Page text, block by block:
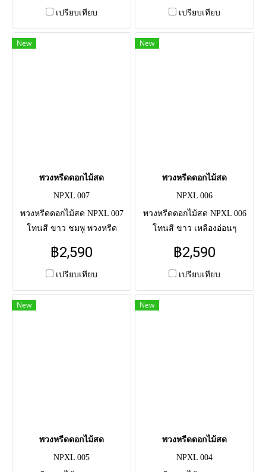
ช่างมืออาชีพ จัดส่งตรงถึงศาลา
เปรียบเทียบ
อาชีพ จัดส่งตรงถึงศาลาวัด
เปรียบเทียบ
New
พวงหรีดดอกไม้สด
NPXL 007
พวงหรีดดอกไม้สด NPXL 007
โทนสี ขาว ชมพู พวงหรีด
ผู้วายชนม์ครั้งสุดท้าย จัดโดย
ช่างมืออาชีพ จัดส่งตรงถึงศาลา
฿2,590
เปรียบเทียบ
New
พวงหรีดดอกไม้สด
NPXL 006
พวงหรีดดอกไม้สด NPXL 006
โทนสี ขาว เหลืองอ่อนๆ
อาลัย แด่ผู้วายชนม์ครั้งสุดท้าย
จัดโดยช่างมืออาชีพ จัดส่งตรง
฿2,590
เปรียบเทียบ
New
พวงหรีดดอกไม้สด
NPXL 005
New
พวงหรีดดอกไม้สด
NPXL 004